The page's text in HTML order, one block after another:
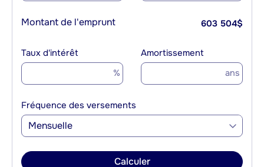
Montant de l'emprunt 603 504$
Taux d'intérêt
%
Amortissement
ans
Fréquence des versements
Mensuelle
Calculer